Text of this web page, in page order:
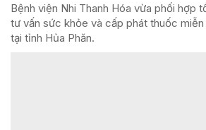
Bệnh viện Nhi Thanh Hóa vừa phối hợp
tư vấn sức khỏe và cấp phát thuốc miễn
tại tỉnh Hủa Phăn.